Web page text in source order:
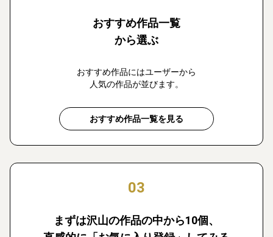
おすすめ作品一覧
から選ぶ
おすすめ作品にはユーザーから
人気の作品が並びます。
おすすめ作品一覧を見る
03
まずは沢山の作品の中から10個、